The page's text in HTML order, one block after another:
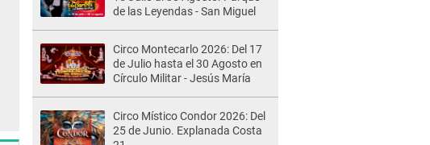
de las Leyendas - San Miguel
Circo Montecarlo 2026: Del 17
de Julio hasta el 30 Agosto en
Círculo Militar - Jesús María
Circo Místico Condor 2026: Del
25 de Junio. Explanada Costa